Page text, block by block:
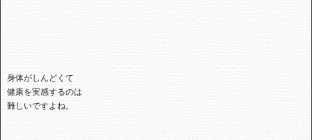
身体がしんどくて
健康を実感するのは
難しいですよね。